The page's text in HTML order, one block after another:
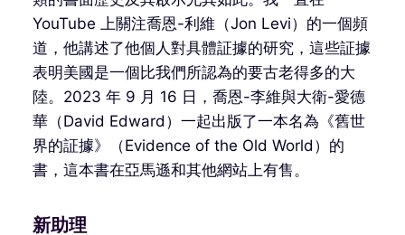
YouTube 上關注喬恩-利維（Jon Levi）的一個頻
道，他講述了他個人對具體証據的研究，這些証據
表明美國是一個比我們所認為的要古老得多的大
陸。2023 年 9 月 16 日，喬恩-李維與大衛-愛德
華（David Edward）一起出版了一本名為《舊世
界的証據》（Evidence of the Old World）的
書，這本書在亞馬遜和其他網站上有售。
新助理